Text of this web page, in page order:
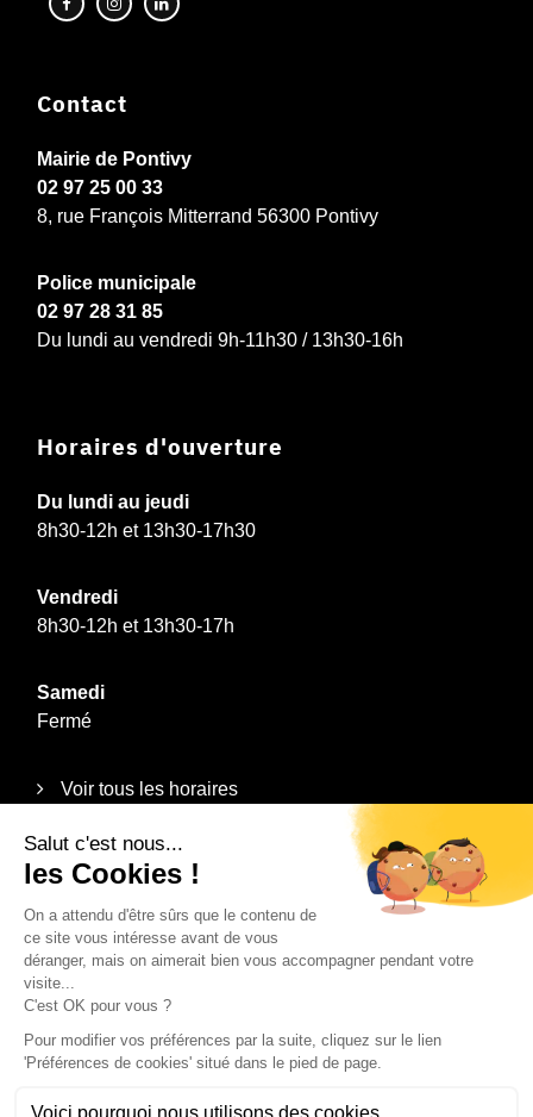
Contact
Mairie de Pontivy
02 97 25 00 33
8, rue François Mitterrand 56300 Pontivy
Police municipale
02 97 28 31 85
Du lundi au vendredi 9h-11h30 / 13h30-16h
Horaires d'ouverture
Du lundi au jeudi
8h30-12h et 13h30-17h30
Vendredi
8h30-12h et 13h30-17h
Samedi
Fermé
Voir tous les horaires
Informations
Plan du site
Mentions légales
Politique de confidentialité
Recrutement